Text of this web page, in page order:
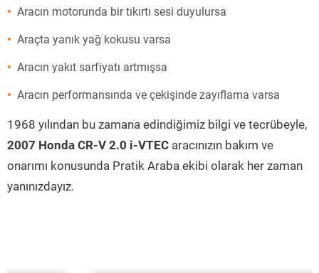
Aracın motorunda bir tıkırtı sesi duyulursa
Araçta yanık yağ kokusu varsa
Aracın yakıt sarfiyatı artmışsa
Aracın performansında ve çekişinde zayıflama varsa
1968 yılından bu zamana edindiğimiz bilgi ve tecrübeyle,
2007 Honda CR-V 2.0 i-VTEC aracınızın bakım ve
onarımı konusunda Pratik Araba ekibi olarak her zaman
yanınızdayız.